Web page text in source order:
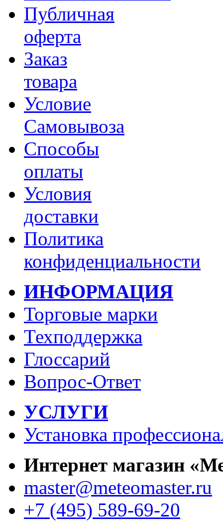
Публичная
оферта
Заказ
товара
Условие
Самовывоза
Способы
оплаты
Условия
доставки
Политика
конфиденциальности
ИНФОРМАЦИЯ
Торговые марки
Техподдержка
Глоссарий
Вопрос-Ответ
УСЛУГИ
Установка
Интернет магазин
master@meteomaster.ru
+7 (495) 589-69-20